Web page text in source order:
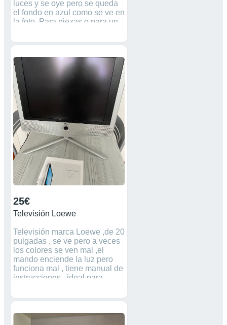
luces y se oye pero se queda
el fondo en azul como se ve en
la foto. Para piezas o para un
También me vale si alguien
un precio económico.
25€
Televisión Loewe
Televisión marca Loewe ,de 20
pulgadas , se ve pero a veces
los colores se ven mal ,el
mando enciende la luz pero
funciona mal , tiene manual de
instrucciones , ideal para